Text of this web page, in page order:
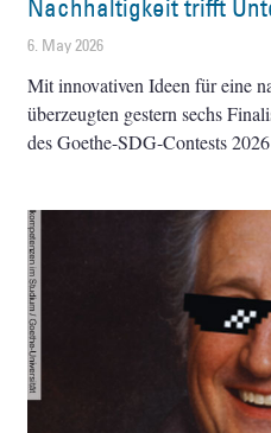
Nachhaltigkeit trifft
6. May 2026
Mit innovativen Ideen für eine
überzeugten gestern sechs
des Goethe-SDG-Contests